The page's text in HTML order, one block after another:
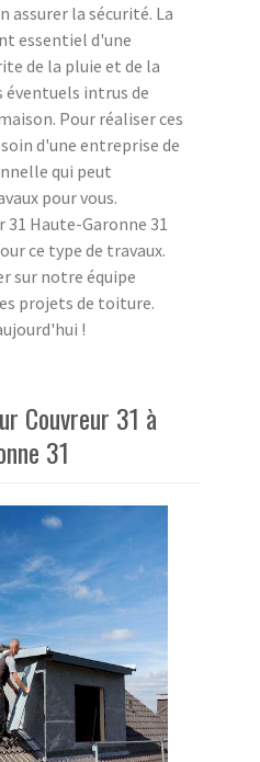
assurer la sécurité. La
essentiel d'une
de la pluie et de la
éventuels intrus de
Pour réaliser ces
d'une entreprise de
qui peut
pour vous.
Haute-Garonne 31
ce type de travaux.
sur notre équipe
projets de toiture.
!
Couvreur 31 à
31